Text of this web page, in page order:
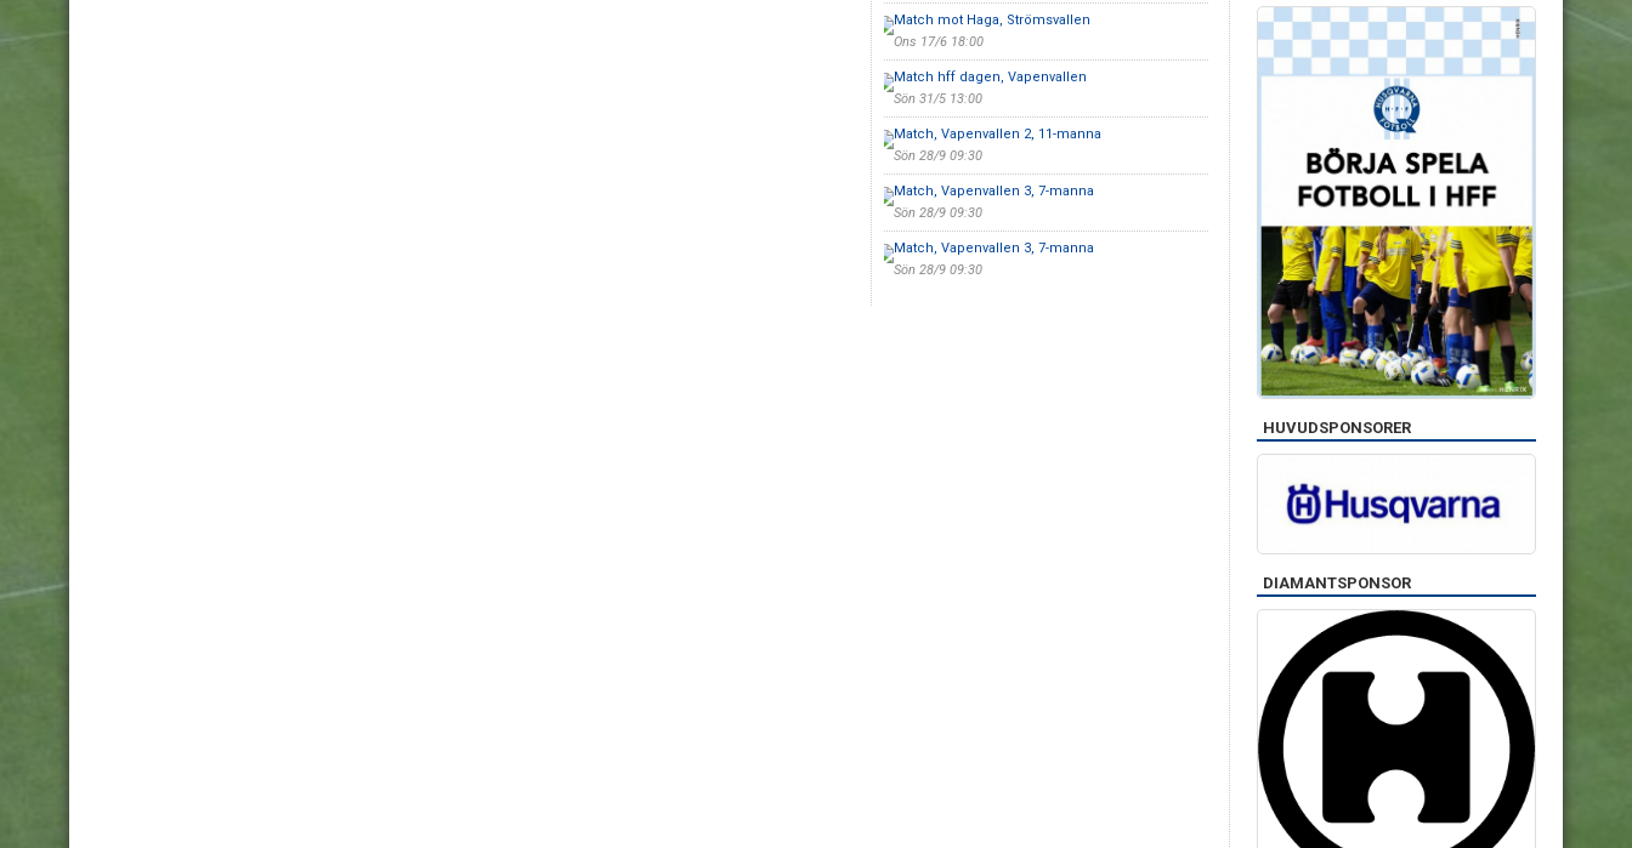
Match mot Haga, Strömsvallen
Ons 17/6 18:00
Match hff dagen, Vapenvallen
Sön 31/5 13:00
Match, Vapenvallen 2, 11-manna
Sön 28/9 09:30
Match, Vapenvallen 3, 7-manna
Sön 28/9 09:30
Match, Vapenvallen 3, 7-manna
Sön 28/9 09:30
HUVUDSPONSORER
DIAMANTSPONSOR